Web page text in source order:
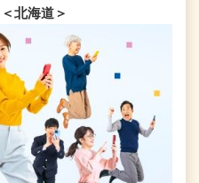
北海道＞